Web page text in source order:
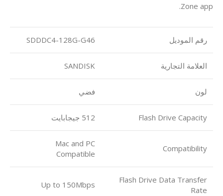
Zone app.
رقم الموديل SDDDC4-128G-G46
العلامة التجارية SANDISK
لون فضي
Flash Drive Capacity 512 جيجابايت
Compatibility
Mac and PC
Compatible
Flash Drive Data Transfer
Rate
Up to 150Mbps